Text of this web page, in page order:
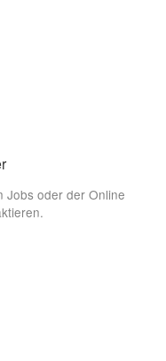
Jobs oder der Online